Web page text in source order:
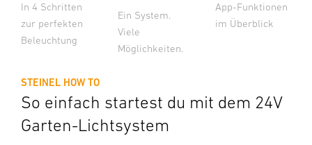
In 4 Schritten
zur perfekten
Beleuchtung
Ein System.
Viele
Möglichkeiten.
App-Funktionen
im Überblick
STEINEL HOW TO
So einfach startest du mit dem 24V
Garten-Lichtsystem